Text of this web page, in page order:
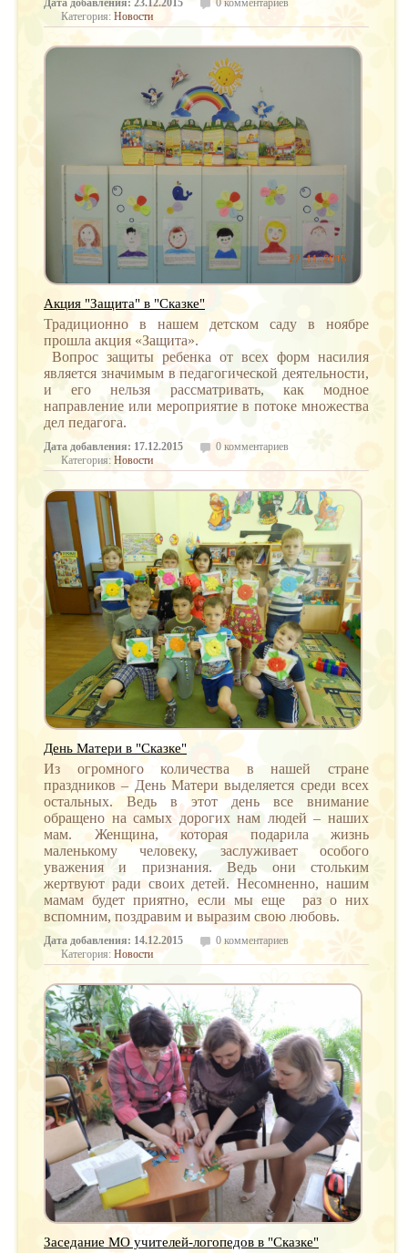
Категория: Новости
Акция "Защита" в "Сказке"
Традиционно в нашем детском саду в ноябре
прошла акция «Защита».
Вопрос защиты ребенка от всех форм насилия
является значимым в педагогической деятельности,
и его нельзя рассматривать, как модное
направление или мероприятие в потоке множества
дел педагога.
Дата добавления: 17.12.2015
0 комментариев
Категория: Новости
День Матери в "Сказке"
Из огромного количества в нашей стране
праздников – День Матери выделяется среди всех
остальных. Ведь в этот день все внимание
обращено на самых дорогих нам людей – наших
мам. Женщина, которая подарила жизнь
маленькому человеку, заслуживает особого
уважения и признания. Ведь они стольким
жертвуют ради своих детей. Несомненно, нашим
мамам будет приятно, если мы еще раз о них
вспомним, поздравим и выразим свою любовь.
Дата добавления: 14.12.2015
0 комментариев
Категория: Новости
Заседание МО учителей-логопедов в "Сказке"